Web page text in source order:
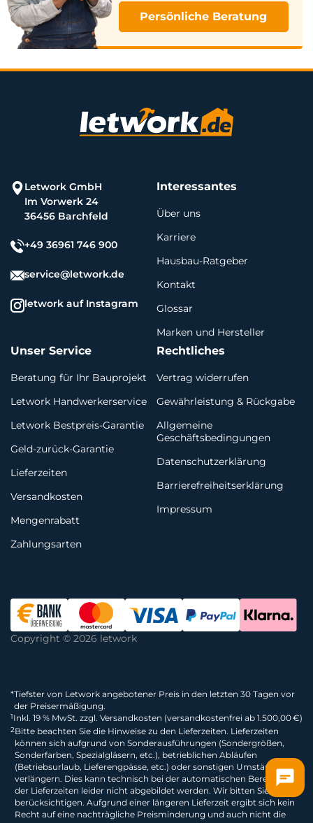
Persönliche Beratung
Letwork GmbH
Im Vorwerk 24
36456 Barchfeld
+49 36961 746 900
service@letwork.de
letwork auf Instagram
Interessantes
Über uns
Karriere
Hausbau-Ratgeber
Kontakt
Glossar
Marken und Hersteller
Unser Service
Beratung für Ihr Bauprojekt
Letwork Handwerkerservice
Letwork Bestpreis-Garantie
Geld-zurück-Garantie
Lieferzeiten
Versandkosten
Mengenrabatt
Zahlungsarten
Rechtliches
Vertrag widerrufen
Gewährleistung & Rückgabe
Allgemeine
Geschäftsbedingungen
Datenschutzerklärung
Barrierefreiheitserklärung
Impressum
Copyright © 2026 letwork
*Tiefster von Letwork angebotener Preis in den letzten 30 Tagen vor
der Preisermäßigung.
1Inkl. 19 % MwSt. zzgl. Versandkosten (versandkostenfrei ab 1.500,00 €)
2Bitte beachten Sie die Hinweise zu den Lieferzeiten. Lieferzeiten
können sich aufgrund von Sonderausführungen (Sondergrößen,
Sonderfarben, Spezialgläsern, etc.), betrieblichen Abläufen
(Betriebsurlaub, Lieferengpässe, etc.) oder sonstigen Umständen
verlängern. Dies kann technisch bei der automatischen Berechnung
der Lieferzeiten leider nicht abgebildet werden. Wir bitten Sie dies zu
berücksichtigen. Aufgrund einer längeren Lieferzeit ergibt sich kein
Recht auf eine nachträgliche Preisminderung und auch nicht die